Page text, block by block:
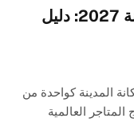
افضل اماكن التسوق في برشلونة 2027: دليل
المدينة كواحدة من
العالمية